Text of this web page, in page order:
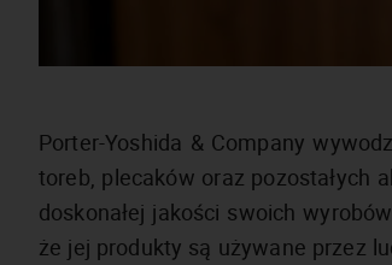
Porter-Yoshida & Company
toreb, plecaków oraz pozostałych
doskonałej jakości swoich
że jej produkty są używane przez